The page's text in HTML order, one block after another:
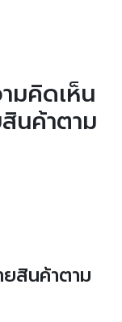
มคิดเห็น
นค้าตาม
ยสินค้าตาม